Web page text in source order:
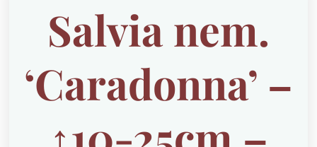
Salvia nem.
‘Caradonna’ –